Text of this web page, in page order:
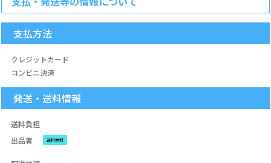
支払方法
クレジットカード
コンビニ決済
発送・送料情報
送料負担
出品者
送料無料